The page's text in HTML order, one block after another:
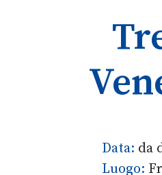
Data: da
Luogo: